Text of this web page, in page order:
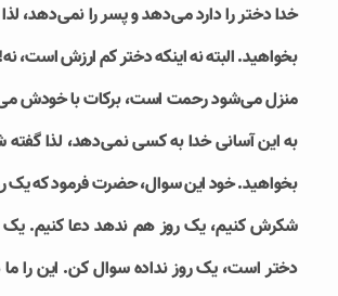
خدا دختر را دارد می‌دهد و پسر را نمی‌دهد،
بخواهید. البته نه اینکه دختر کم ارزش است،
منزل می‌شود رحمت است، برکات با خودش
به این آسانی خدا به کسی نمی‌دهد، لذا گفته
بخواهید. خود این سوال، حضرت فرمود که یک
شکرش کنیم، یک روز هم ندهد دعا کنیم. یک
دختر است، یک روز نداده سوال کن. این را ما